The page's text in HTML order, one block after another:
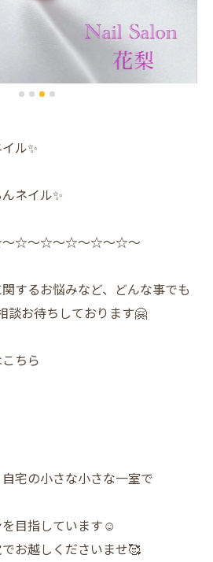
ル✨️
ネイル✨️
☆〜☆〜☆〜☆〜☆〜
するお悩みなど、どんな事でも
談お待ちしております🤗
ちら
宅の小さな小さな一室で
目指しています☺️
お越しくださいませ🥰